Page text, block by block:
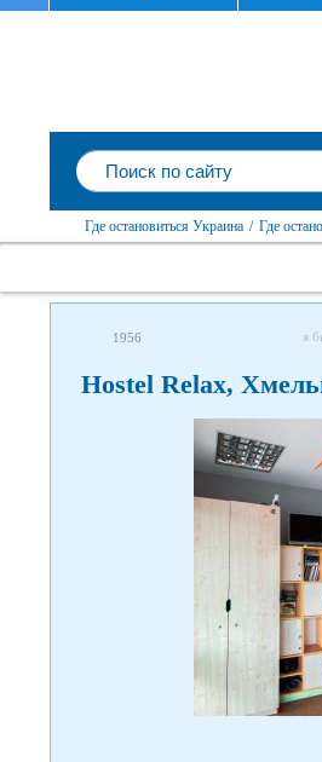
Где остановиться Украина / Где
1956 я
Hostel Relax,
Следите за нами в